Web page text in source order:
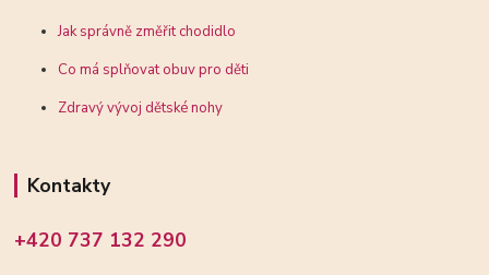
Jak správně změřit chodidlo
Co má splňovat obuv pro děti
Zdravý vývoj dětské nohy
Kontakty
+420 737 132 290